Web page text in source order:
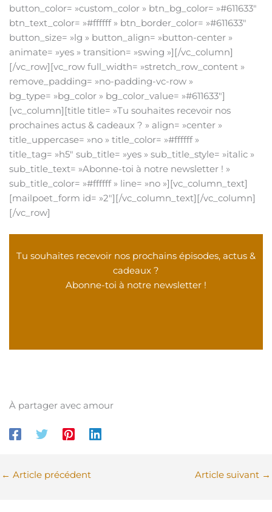
button_color= »custom_color » btn_bg_color= »#611633″
btn_text_color= »#ffffff » btn_border_color= »#611633″
button_size= »lg » button_align= »button-center »
animate= »yes » transition= »swing »][/vc_column]
[/vc_row][vc_row full_width= »stretch_row_content »
remove_padding= »no-padding-vc-row »
bg_type= »bg_color » bg_color_value= »#611633″]
[vc_column][title title= »Tu souhaites recevoir nos
prochaines actus & cadeaux ? » align= »center »
title_uppercase= »no » title_color= »#ffffff »
title_tag= »h5″ sub_title= »yes » sub_title_style= »italic »
sub_title_text= »Abonne-toi à notre newsletter ! »
sub_title_color= »#ffffff » line= »no »][vc_column_text]
[mailpoet_form id= »2″][/vc_column_text][/vc_column]
[/vc_row]
Tu souhaites recevoir nos prochains épisodes, actus &
cadeaux ?
Abonne-toi à notre newsletter !
À partager avec amour
← Article précédent Article suivant →